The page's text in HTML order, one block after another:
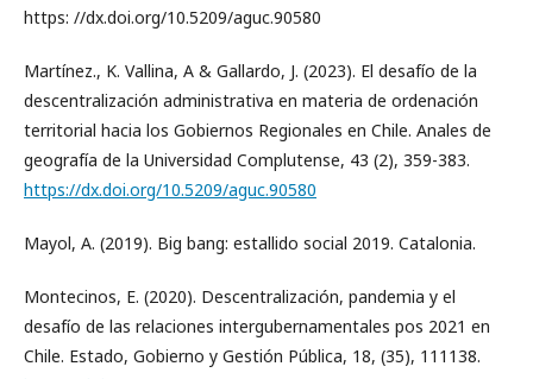
https: //dx.doi.org/10.5209/aguc.90580
Martínez., K. Vallina, A & Gallardo, J. (2023). El desafío de la
descentralización administrativa en materia de ordenación
territorial hacia los Gobiernos Regionales en Chile. Anales de
geografía de la Universidad Complutense, 43 (2), 359-383.
https://dx.doi.org/10.5209/aguc.90580
Mayol, A. (2019). Big bang: estallido social 2019. Catalonia.
Montecinos, E. (2020). Descentralización, pandemia y el
desafío de las relaciones intergubernamentales pos 2021 en
Chile. Estado, Gobierno y Gestión Pública, 18, (35), 111138.